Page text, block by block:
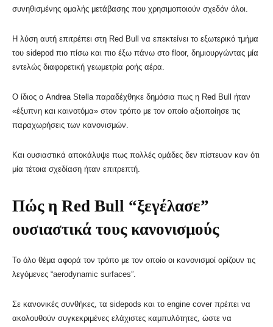
συνηθισμένης ομαλής μετάβασης που χρησιμοποιούν σχεδόν όλοι.
Η λύση αυτή επιτρέπει στη Red Bull να επεκτείνει το εξωτερικό τμήμα
του sidepod πιο πίσω και πιο έξω πάνω στο floor, δημιουργώντας μία
εντελώς διαφορετική γεωμετρία ροής αέρα.
Ο ίδιος ο Andrea Stella παραδέχθηκε δημόσια πως η Red Bull ήταν
«έξυπνη και καινοτόμα» στον τρόπο με τον οποίο αξιοποίησε τις
παραχωρήσεις των κανονισμών.
Και ουσιαστικά αποκάλυψε πως πολλές ομάδες δεν πίστευαν καν ότι
μία τέτοια σχεδίαση ήταν επιτρεπτή.
Πώς η Red Bull “ξεγέλασε”
ουσιαστικά τους κανονισμούς
Το όλο θέμα αφορά τον τρόπο με τον οποίο οι κανονισμοί ορίζουν τις
λεγόμενες “aerodynamic surfaces”.
Σε κανονικές συνθήκες, τα sidepods και το engine cover πρέπει να
ακολουθούν συγκεκριμένες ελάχιστες καμπυλότητες, ώστε να